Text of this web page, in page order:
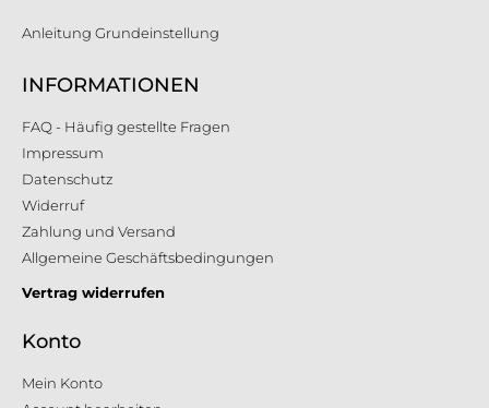
Anleitung Grundeinstellung
INFORMATIONEN
FAQ - Häufig gestellte Fragen
Impressum
Datenschutz
Widerruf
Zahlung und Versand
Allgemeine Geschäftsbedingungen
Vertrag widerrufen
Konto
Mein Konto